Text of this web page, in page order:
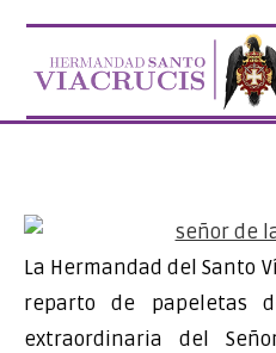
contenido
La Hermandad del Santo
reparto de papeletas
extraordinaria del